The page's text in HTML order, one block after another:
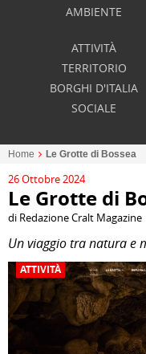
AMBIENTE
ATTIVITÀ
TERRITORIO
BORGHI D'ITALIA
SOCIALE
Home Le Grotte di Bossea
26 Ottobre 2024
Le Grotte di
di Redazione Cralt Magazine
Un viaggio tra natura e
ATTIVITÀ